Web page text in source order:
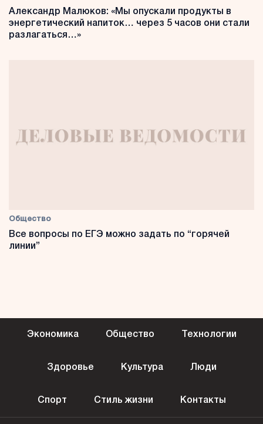
Александр Малюков: «Мы опускали продукты в
энергетический напиток… через 5 часов они стали
разлагаться…»
Общество
Все вопросы по ЕГЭ можно задать по “горячей
линии”
Экономика Общество Технологии
Здоровье Культура Люди
Спорт Стиль жизни Контакты